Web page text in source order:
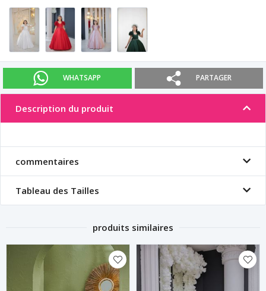
WHATSAPP PARTAGER
Description du produit
commentaires
Tableau des Tailles
produits similaires